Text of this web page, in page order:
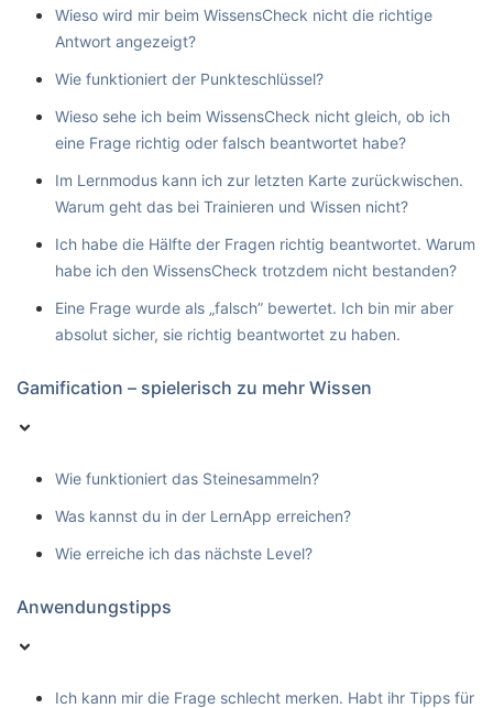
Wieso wird mir beim WissensCheck nicht die richtige
Antwort angezeigt?
Wie funktioniert der Punkteschlüssel?
Wieso sehe ich beim WissensCheck nicht gleich, ob ich
eine Frage richtig oder falsch beantwortet habe?
Im Lernmodus kann ich zur letzten Karte zurückwischen.
Warum geht das bei Trainieren und Wissen nicht?
Ich habe die Hälfte der Fragen richtig beantwortet. Warum
habe ich den WissensCheck trotzdem nicht bestanden?
Eine Frage wurde als „falsch” bewertet. Ich bin mir aber
absolut sicher, sie richtig beantwortet zu haben.
Gamification – spielerisch zu mehr Wissen
Wie funktioniert das Steinesammeln?
Was kannst du in der LernApp erreichen?
Wie erreiche ich das nächste Level?
Anwendungstipps
Ich kann mir die Frage schlecht merken. Habt ihr Tipps für